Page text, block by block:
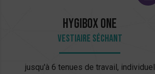
HYGIbox One
Vestiaire séchant
jusqu'à 6 tenues de travail, individuel